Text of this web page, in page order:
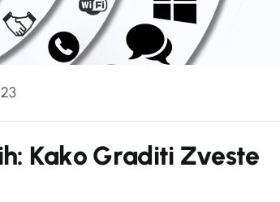
h: Kako Graditi Zveste